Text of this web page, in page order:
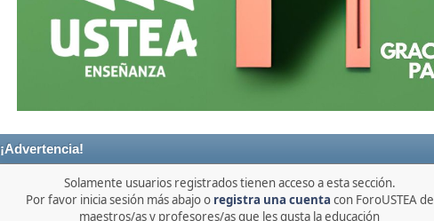
¡Advertencia!
Solamente usuarios registrados tienen acceso a esta sección.
Por favor inicia sesión más abajo o registra una cuenta con ForoUSTEA de
maestros/as y profesores/as que les gusta la educación